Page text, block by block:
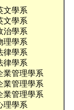
文學系
文學系
治學系
理學系
律學系
律學系
業管理學系
業管理學系
業管理學系
理學系